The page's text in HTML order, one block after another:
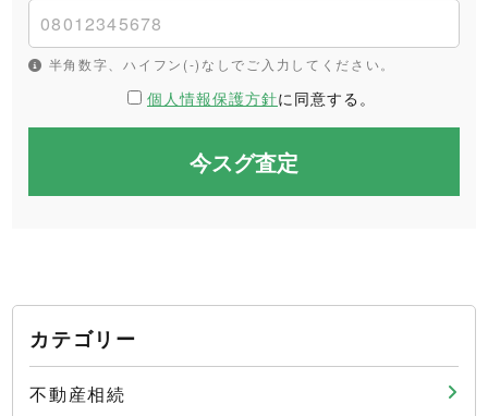
半角数字、ハイフン(-)なしでご入力してください。
個人情報保護方針に同意する。
カテゴリー
不動産相続